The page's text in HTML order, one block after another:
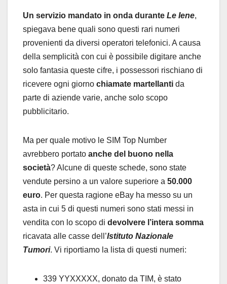
Un servizio mandato in onda durante Le Iene,
spiegava bene quali sono questi rari numeri
provenienti da diversi operatori telefonici. A causa
della semplicità con cui è possibile digitare anche
solo fantasia queste cifre, i possessori rischiano di
ricevere ogni giorno chiamate martellanti da
parte di aziende varie, anche solo scopo
pubblicitario.
Ma per quale motivo le SIM Top Number
avrebbero portato anche del buono nella
società? Alcune di queste schede, sono state
vendute persino a un valore superiore a 50.000
euro. Per questa ragione eBay ha messo su un
asta in cui 5 di questi numeri sono stati messi in
vendita con lo scopo di devolvere l’intera somma
ricavata alle casse dell’Istituto Nazionale
Tumori. Vi riportiamo la lista di questi numeri:
339 YYXXXXX, donato da TIM, è stato